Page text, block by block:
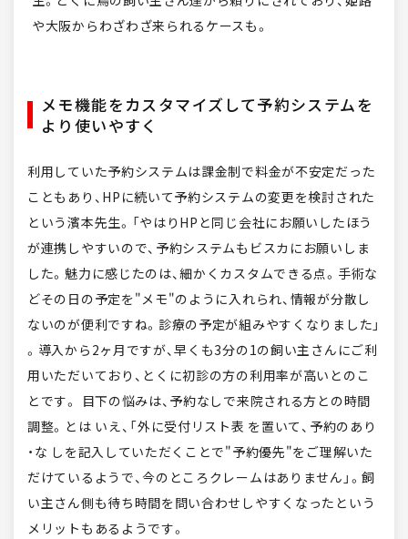
や大阪からわざわざ来られるケースも。
メモ機能をカスタマイズして予約システムを
より使いやすく
利用していた予約システムは課金制で料金が不安定だった
こともあり、HPに続いて予約システムの変更を検討された
という濱本先生。「やはりHPと同じ会社にお願いしたほう
が連携しやすいので、予約システムもビスカにお願いしま
した。魅力に感じたのは、細かくカスタムできる点。手術な
どその日の予定を"メモ"のように入れられ、情報が分散し
ないのが便利ですね。診療の予定が組みやすくなりました」
。導入から2ヶ月ですが、早くも3分の1の飼い主さんにご利
用いただいており、とくに初診の方の利用率が高いとのこ
とです。 目下の悩みは、予約なしで来院される方との時間
調整。とは いえ、「外に受付リスト表 を置いて、予約のあり
・な しを記入していただくことで"予約優先"をご理解いた
だけているようで、今のところクレームはありません」。飼
い主さん側も待ち時間を問い合わせしやすくなったという
メリットもあるようです。